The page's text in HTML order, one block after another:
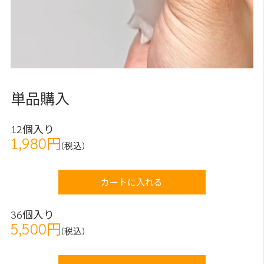
単品購入
12個入り
1,980円(税込)
カートに入れる
36個入り
5,500円(税込)